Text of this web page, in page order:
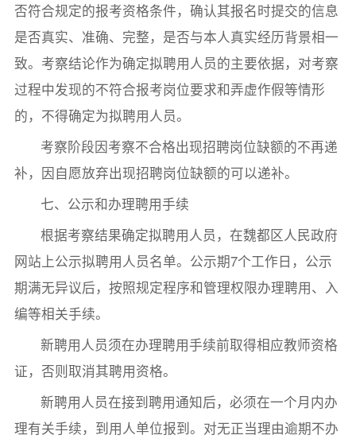
否符合规定的报考资格条件，确认其报名时提交的信息
是否真实、准确、完整，是否与本人真实经历背景相一
致。考察结论作为确定拟聘用人员的主要依据，对考察
过程中发现的不符合报考岗位要求和弄虚作假等情形
的，不得确定为拟聘用人员。
考察阶段因考察不合格出现招聘岗位缺额的不再递
补，因自愿放弃出现招聘岗位缺额的可以递补。
七、公示和办理聘用手续
根据考察结果确定拟聘用人员，在魏都区人民政府
网站上公示拟聘用人员名单。公示期7个工作日，公示
期满无异议后，按照规定程序和管理权限办理聘用、入
编等相关手续。
新聘用人员须在办理聘用手续前取得相应教师资格
证，否则取消其聘用资格。
新聘用人员在接到聘用通知后，必须在一个月内办
理有关手续，到用人单位报到。对无正当理由逾期不办